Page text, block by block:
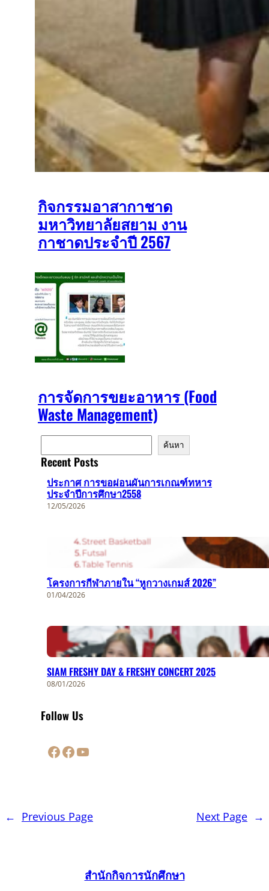
กิจกรรมอาสากาชาด
มหาวิทยาลัยสยาม งาน
กาชาดประจำปี 2567
การจัดการขยะอาหาร (Food
Waste Management)
น
ห
ค้นหา
Recent Posts
ประกาศ การขอผ่อนผันการเกณฑ์ทหาร
ประจำปีการศึกษา2558
12/05/2026
โครงการกีฬาภายใน “หูกวางเกมส์ 2026”
01/04/2026
SIAM FRESHY DAY & FRESHY CONCERT 2025
08/01/2026
Follow Us
Facebook Facebook YouTube
← Previous Page Next Page →
สำนักกิจการนักศึกษา